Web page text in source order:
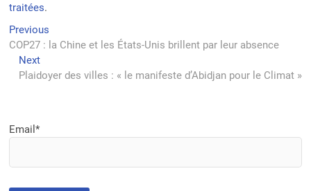
traitées.
Navigation
de
l’article
Previous
post:
COP27 : la Chine et les États-Unis brillent par leur absence
NextNext
post:
Plaidoyer des villes : « le manifeste d’Abidjan pour le Climat »
Email*